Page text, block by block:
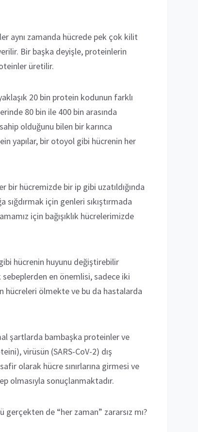
aynı zamanda hücrede pek çok kilit
Bir başka deyişle, proteinlerin
üretilir.
20 bin protein kodunun farklı
80 bin ile 400 bin arasında
olduğunu bilen bir karınca
yapılar, bir otoyol gibi hücrenin her
hücremizde bir ip gibi uzatıldığında
için genleri sıkıştırmada
için bağışıklık hücrelerimizde
hücrenin huyunu değiştirebilir
en önemlisi, sadece iki
hücreleri ölmekte ve bu da hastalarda
şartlarda bambaşka proteinler ve
virüsün (SARS-CoV-2) dış
olarak hücre sınırlarına girmesi ve
olmasıyla sonuçlanmaktadır.
de “her zaman” zararsız mı?